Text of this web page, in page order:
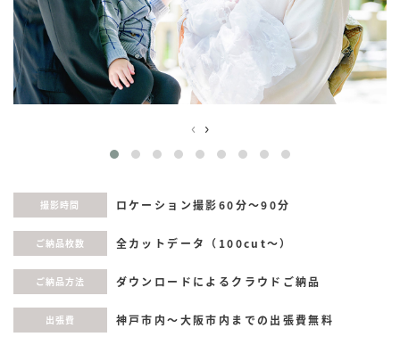
‹ ›
撮影時間 ロケーション撮影60分〜90分
ご納品枚数 全カットデータ（100cut〜）
ご納品方法 ダウンロードによるクラウドご納品
出張費 神戸市内〜大阪市内までの出張費無料